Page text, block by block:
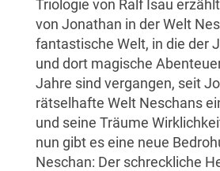
Triologie von Ralf Isau
von Jonathan in der Welt
fantastische Welt, in die der
und dort magische
Jahre sind vergangen, seit
rätselhafte Welt Neschans
und seine Träume
nun gibt es eine neue
Neschan: Der schreckliche